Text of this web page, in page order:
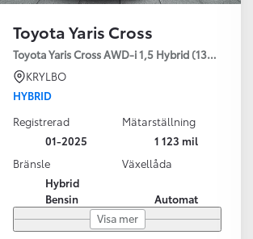
motorv
Toyota Yaris Cross
Toyota Yaris Cross AWD-i 1,5 Hybrid (130HK)
KRYLBO
HYBRID
Registrerad
01-2025
Mätarställning
1 123 mil
Bränsle
Hybrid
Bensin
Växellåda
Automat
Visa mer